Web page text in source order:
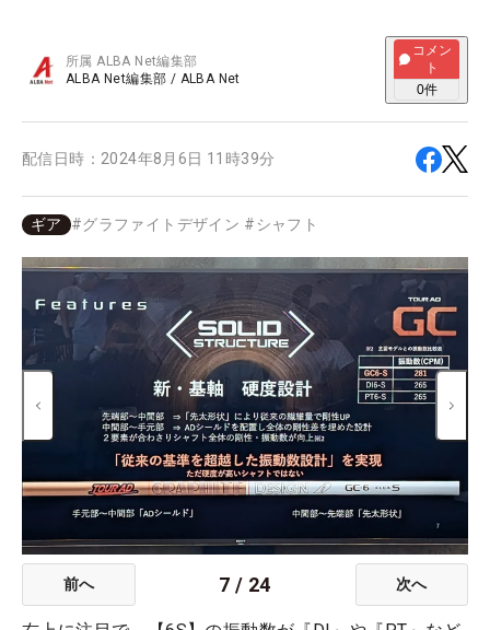
所属ALBA Net編集部
ALBA Net編集部 / ALBA Net
コメン
ト
0件
配信日時： 2024年8月6日 11時39分
ギア #グラファイトデザイン # シャフト
前へ 7 / 24 次へ